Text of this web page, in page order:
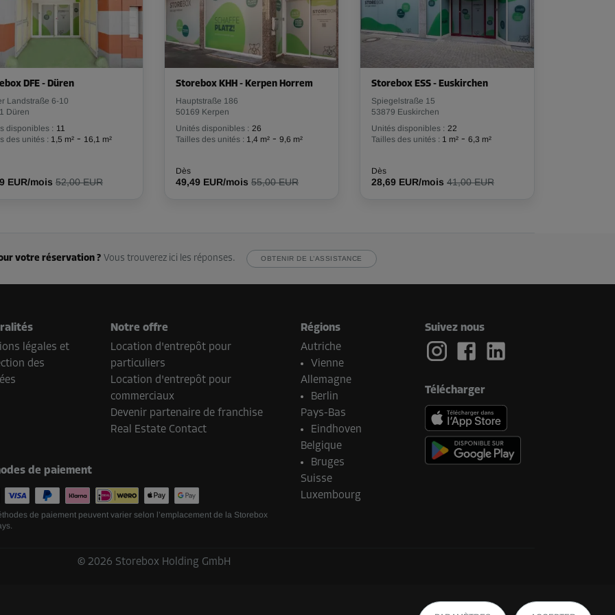
Dès
91,79 EUR/mois
Dès 91,79 EUR/mois
140,00 EUR/mois
Dès 125,99 EUR/mois
53,00 EUR/mois
DFE - Düren
Landstraße 6-10
Düren
disponibles : 11
des unités : 1,5 m² - 16,1 m²
EUR/mois 52,00 EUR
Storebox KHH - Kerpen Horrem
Hauptstraße 186
50169 Kerpen
Unités disponibles : 26
Tailles des unités : 1,4 m² - 9,6 m²
Dès
49,49 EUR/mois 55,00 EUR
Storebox ESS - Euskirchen
Spiegelstraße 15
53879 Euskirchen
Unités disponibles : 22
Tailles des unités : 1 m² - 6,3 m²
Dès
28,69 EUR/mois 41,00 EUR
votre réservation ? Vous trouverez ici les réponses. OBTENIR DE L’ASSISTANCE
légales et
des
Notre offre
Location d'entrepôt pour
particuliers
Location d'entrepôt pour
commerciaux
Devenir partenaire de franchise
Real Estate Contact
de paiement
de paiement peuvent varier selon l’emplacement de la Storebox
Régions
Autriche
Vienne
Allemagne
Berlin
Pays-Bas
Eindhoven
Belgique
Bruges
Suisse
Luxembourg
Suivez nous
Télécharger
© 2026 Storebox Holding GmbH